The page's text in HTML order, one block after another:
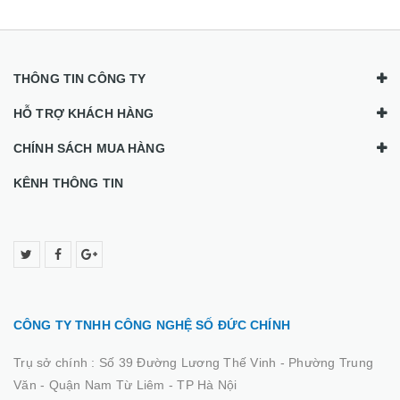
THÔNG TIN CÔNG TY
HỖ TRỢ KHÁCH HÀNG
CHÍNH SÁCH MUA HÀNG
KÊNH THÔNG TIN
CÔNG TY TNHH CÔNG NGHỆ SỐ ĐỨC CHÍNH
Trụ sở chính : Số 39 Đường Lương Thế Vinh - Phường Trung
Văn - Quận Nam Từ Liêm - TP Hà Nội